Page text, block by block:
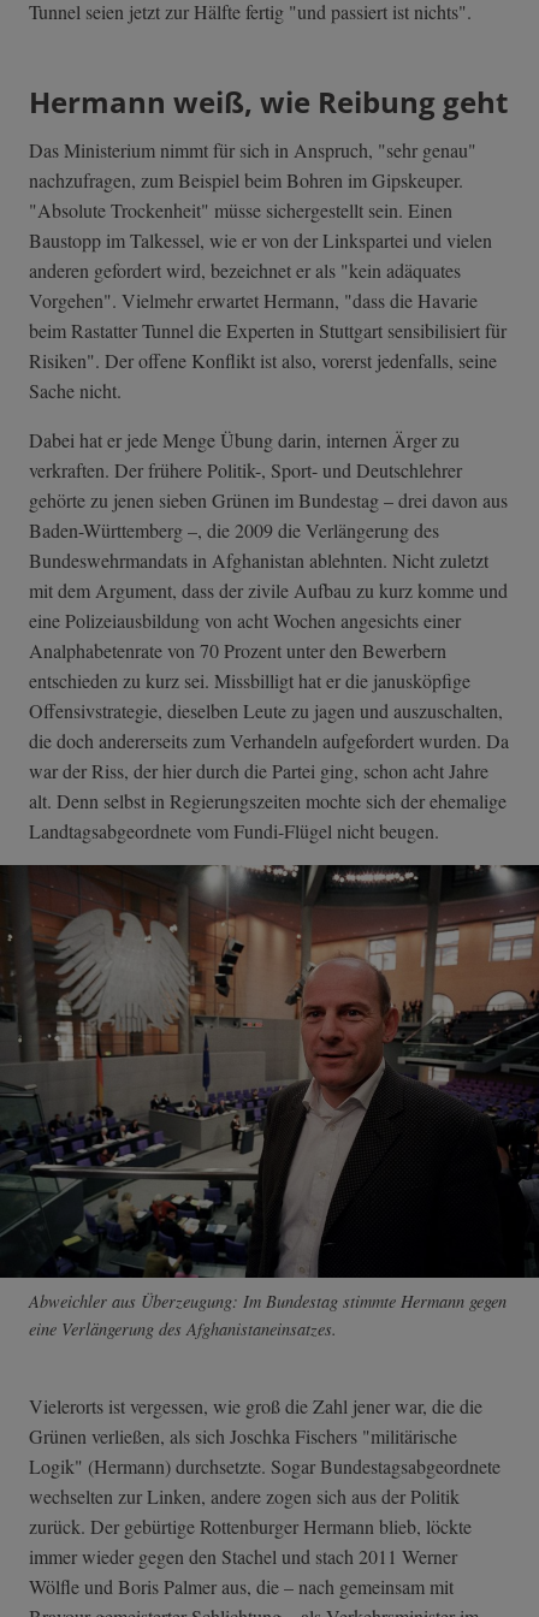
Tunnel seien jetzt zur Hälfte fertig "und passiert ist nichts".
Hermann weiß, wie Reibung geht
Das Ministerium nimmt für sich in Anspruch, "sehr genau"
nachzufragen, zum Beispiel beim Bohren im Gipskeuper.
"Absolute Trockenheit" müsse sichergestellt sein. Einen
Baustopp im Talkessel, wie er von der Linkspartei und vielen
anderen gefordert wird, bezeichnet er als "kein adäquates
Vorgehen". Vielmehr erwartet Hermann, "dass die Havarie
beim Rastatter Tunnel die Experten in Stuttgart sensibilisiert für
Risiken". Der offene Konflikt ist also, vorerst jedenfalls, seine
Sache nicht.
Dabei hat er jede Menge Übung darin, internen Ärger zu
verkraften. Der frühere Politik-, Sport- und Deutschlehrer
gehörte zu jenen sieben Grünen im Bundestag – drei davon aus
Baden-Württemberg –, die 2009 die Verlängerung des
Bundeswehrmandats in Afghanistan ablehnten. Nicht zuletzt
mit dem Argument, dass der zivile Aufbau zu kurz komme und
eine Polizeiausbildung von acht Wochen angesichts einer
Analphabetenrate von 70 Prozent unter den Bewerbern
entschieden zu kurz sei. Missbilligt hat er die janusköpfige
Offensivstrategie, dieselben Leute zu jagen und auszuschalten,
die doch andererseits zum Verhandeln aufgefordert wurden. Da
war der Riss, der hier durch die Partei ging, schon acht Jahre
alt. Denn selbst in Regierungszeiten mochte sich der ehemalige
Landtagsabgeordnete vom Fundi-Flügel nicht beugen.
Abweichler aus Überzeugung: Im Bundestag stimmte Hermann gegen
eine Verlängerung des Afghanistaneinsatzes.
Vielerorts ist vergessen, wie groß die Zahl jener war, die die
Grünen verließen, als sich Joschka Fischers "militärische
Logik" (Hermann) durchsetzte. Sogar Bundestagsabgeordnete
wechselten zur Linken, andere zogen sich aus der Politik
zurück. Der gebürtige Rottenburger Hermann blieb, löckte
immer wieder gegen den Stachel und stach 2011 Werner
Wölfle und Boris Palmer aus, die – nach gemeinsam mit